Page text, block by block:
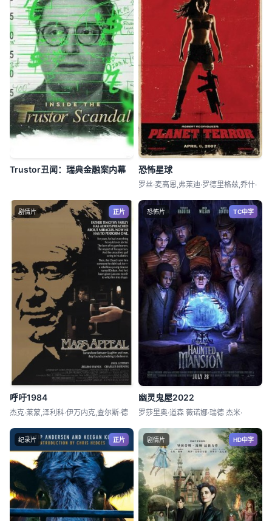
Trustor丑闻：瑞典金融案内幕 恐怖星球
罗丝·麦高恩,弗莱迪·罗德里格兹,乔什·
剧情片 正片
呼吁1984
杰克·莱蒙,泽利科·伊万内克,查尔斯·德
恐怖片 TC中字
幽灵鬼屋2022
罗莎里奥·道森 薇诺娜·瑞德 杰米·
纪录片 正片 剧情片 HD中字